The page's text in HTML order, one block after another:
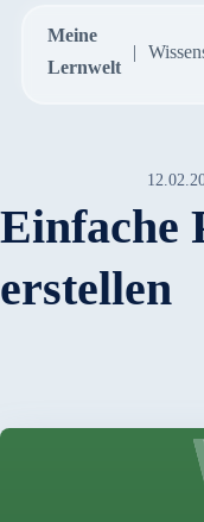
Meine
Lernwelt
Einfache
erstellen